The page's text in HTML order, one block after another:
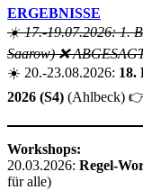
ERGEBNISSE
☀️ 17.-19.07.2026: 1.
Saarow) ❌
☀️ 20.-23.08.2026: 18.
2026 (S4) (Ahlbeck)
Workshops:
20.03.2026: Regel-
für alle)